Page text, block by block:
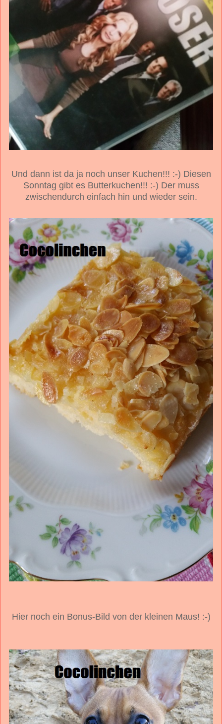
Und dann ist da ja noch unser Kuchen!!! :-) Diesen
Sonntag gibt es Butterkuchen!!! :-) Der muss
zwischendurch einfach hin und wieder sein.
Hier noch ein Bonus-Bild von der kleinen Maus! :-)